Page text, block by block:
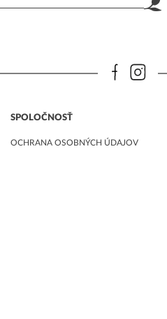
SPOLOČNOSŤ
OCHRANA OSOBNÝCH ÚDAJOV